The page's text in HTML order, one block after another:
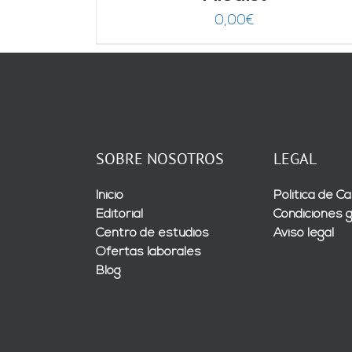
0,00€
SOBRE NOSOTROS
Inicio
Editorial
Centro de estudios
Ofertas laborales
Blog
LEGAL
Política de
Condiciones
Aviso legal